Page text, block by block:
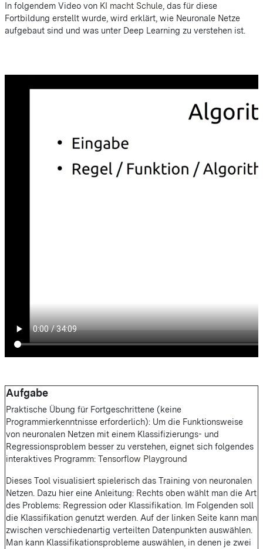
In folgendem Video von KI macht Schule, das für diese
Fortbildung erstellt wurde, wird erklärt, wie Neuronale Netze
aufgebaut sind und was unter Deep Learning zu verstehen ist.
Aufgabe
Praktische Übung für Fortgeschrittene (keine
Programmierkenntnisse erforderlich): Um die Funktionsweise
von neuronalen Netzen mit einem Klassifizierungs- und
Regressionsproblem besser zu verstehen, eignet sich folgendes
interaktives Programm: Tensorflow Playground
Dieses Tool visualisiert spielerisch das Training von neuronalen
Netzen. Dazu hier eine Anleitung: Rechts oben wählt man die Art
des Problems: Regression oder Klassifikation. Im Folgenden soll
die Klassifikation genutzt werden. Auf der linken Seite kann man
zwischen verschiedenartig verteilten Datenpunkten auswählen.
Man kann Klassifikationsprobleme auswählen, in denen je zwei